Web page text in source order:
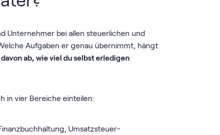
Unternehmer bei allen steuerlichen und
Aufgaben er genau übernimmt, hängt
ab, wie viel du selbst erledigen
in vier Bereiche einteilen:
Umsatz­steuer­